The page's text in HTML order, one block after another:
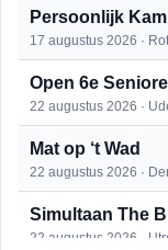
Persoonlijk
17 augustus 2026 ·
Open 6e
22 augustus 2026 ·
Mat op ‘t Wad
22 augustus 2026 ·
Simultaan The
22 augustus 2026 ·